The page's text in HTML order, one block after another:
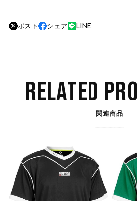
ポスト シェア LINE
RELATED
関連商品